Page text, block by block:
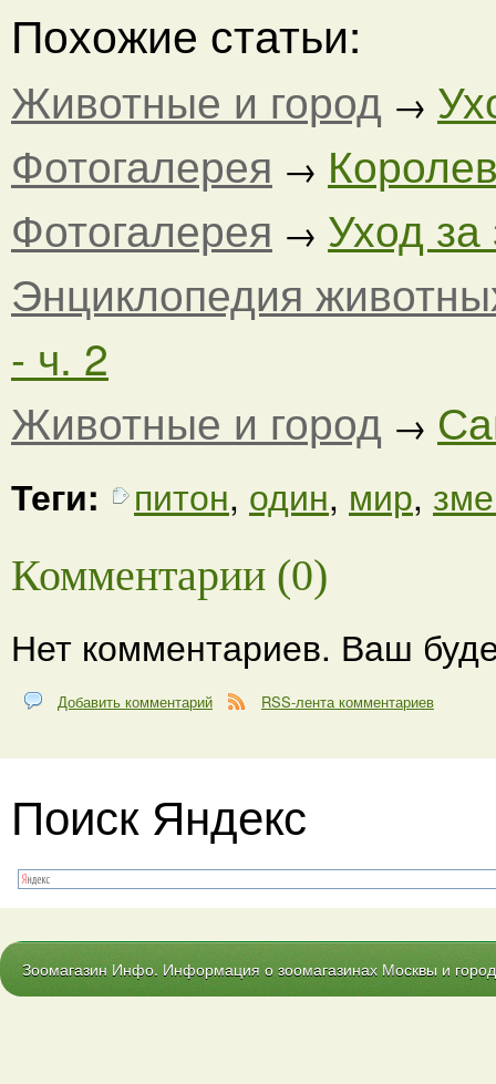
Похожие статьи:
Животные и город →
Фотогалерея →
Фотогалерея → Уход
Энциклопедия
- ч. 2
Животные и город →
Теги: питон, один, мир,
Комментарии (0)
Нет комментариев. Ваш
Добавить комментарий RSS-лента комментариев
Поиск Яндекс
Зоомагазин Инфо. Информация о зоомагазинах Москвы и